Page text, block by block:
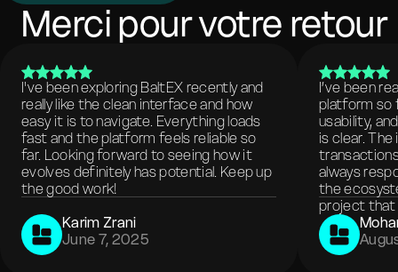
Merci pour votre retour
I've been exploring BaltEX recently and
really like the clean interface and how
easy it is to navigate. Everything loads
fast and the platform feels reliable so
far. Looking forward to seeing how it
evolves definitely has potential. Keep up
the good work!
Karim Zrani
June 7, 2025
I’ve been
platform so
usability,
is clear.
always
the
project that